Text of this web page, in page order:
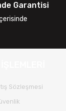
Garantisi
Sözleşmesi